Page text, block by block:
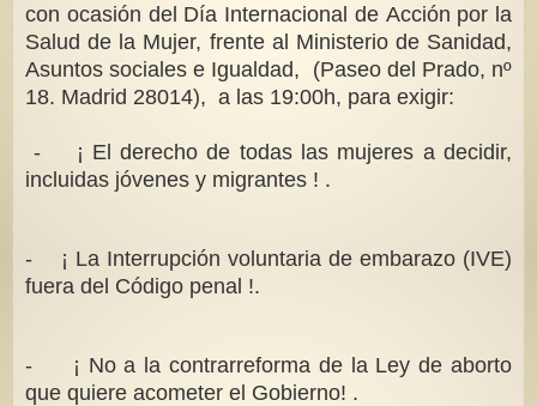
con ocasión del Día Internacional de Acción por la
Salud de la Mujer, frente al Ministerio de Sanidad,
Asuntos sociales e Igualdad, (Paseo del Prado, nº
18. Madrid 28014), a las 19:00h, para exigir:
- ¡ El derecho de todas las mujeres a decidir,
incluidas jóvenes y migrantes ! .
- ¡ La Interrupción voluntaria de embarazo (IVE)
fuera del Código penal !.
- ¡ No a la contrarreforma de la Ley de aborto
que quiere acometer el Gobierno! .